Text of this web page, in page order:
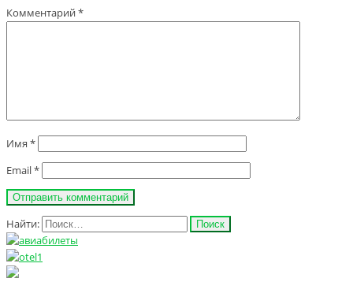
Комментарий*
Имя *
Email*
Найти: